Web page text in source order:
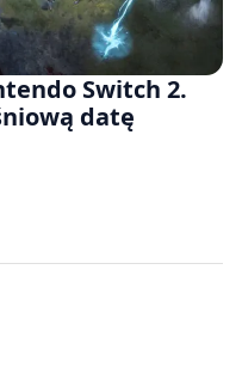
Switch 2.
datę